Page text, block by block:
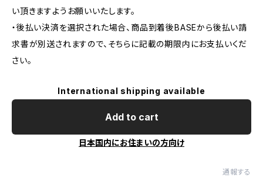
い頂きますようお願いいたします。
・後払い決済を選択された場合、商品到着後BASEから後払い請
求書が別送されますので、そちらに記載の期限内にお支払いくだ
さい。
International shipping available
Add to cart
日本国内にお住まいの方向け
通報する